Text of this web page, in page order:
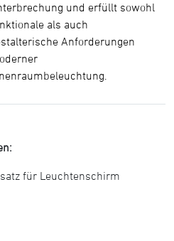
und erfüllt sowohl
als auch
Anforderungen
für Leuchtenschirm